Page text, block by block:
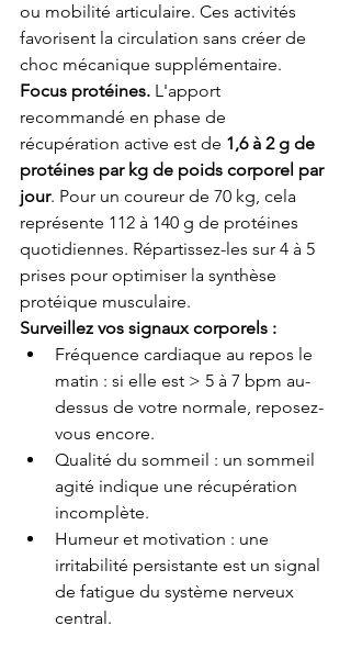
ou mobilité articulaire. Ces activités
favorisent la circulation sans créer de
choc mécanique supplémentaire.
Focus protéines. L'apport
recommandé en phase de
récupération active est de 1,6 à 2 g de
protéines par kg de poids corporel par
jour. Pour un coureur de 70 kg, cela
représente 112 à 140 g de protéines
quotidiennes. Répartissez-les sur 4 à 5
prises pour optimiser la synthèse
protéique musculaire.
Surveillez vos signaux corporels :
Fréquence cardiaque au repos le
matin : si elle est > 5 à 7 bpm au-
dessus de votre normale, reposez-
vous encore.
Qualité du sommeil : un sommeil
agité indique une récupération
incomplète.
Humeur et motivation : une
irritabilité persistante est un signal
de fatigue du système nerveux
central.